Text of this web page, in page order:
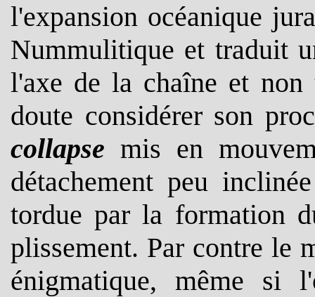
l'expansion océanique
Nummulitique et traduit
l'axe de la chaîne et non
doute considérer son
collapse mis en
détachement peu
tordue par la formation
plissement. Par contre le
énigmatique, même si